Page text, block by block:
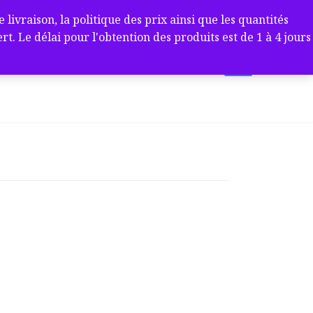
livraison, la politique des prix ainsi que les quantités
Le délai pour l'obtention des produits est de 1 à 4 jours